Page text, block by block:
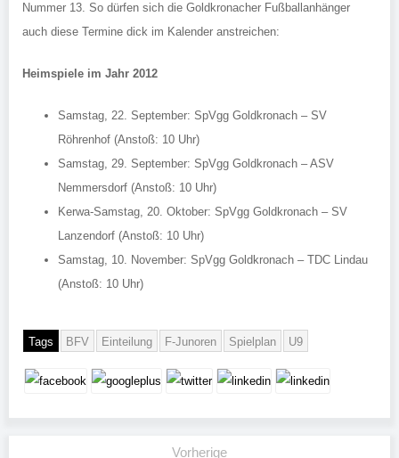
Nummer 13. So dürfen sich die Goldkronacher Fußballanhänger
auch diese Termine dick im Kalender anstreichen:
Heimspiele im Jahr 2012
Samstag, 22. September: SpVgg Goldkronach – SV
Röhrenhof (Anstoß: 10 Uhr)
Samstag, 29. September: SpVgg Goldkronach – ASV
Nemmersdorf (Anstoß: 10 Uhr)
Kerwa-Samstag, 20. Oktober: SpVgg Goldkronach – SV
Lanzendorf (Anstoß: 10 Uhr)
Samstag, 10. November: SpVgg Goldkronach – TDC Lindau
(Anstoß: 10 Uhr)
Tags BFV Einteilung F-Junoren Spielplan U9
Vorherige